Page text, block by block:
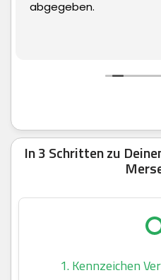
In 3 Schritten zu
1. Kennzeichen